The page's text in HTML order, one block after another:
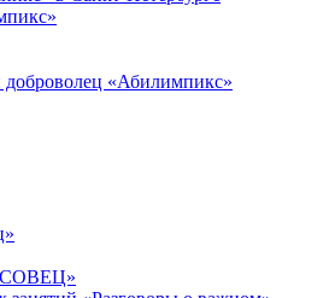
«Абилимпикс»